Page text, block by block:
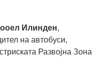
Илинден,
на автобуси,
Развојна Зона